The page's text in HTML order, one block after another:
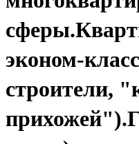
эконом-
строители,